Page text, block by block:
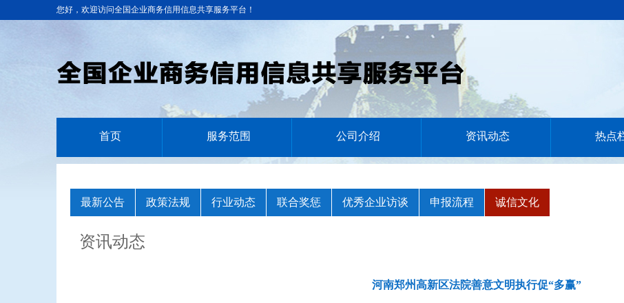
您好，欢迎访问全国企业商务信用信息共享服务平台！
首页 服务范围 公司介绍 资讯动态 热点
最新公告 政策法规 行业动态 联合奖惩 优秀企业访谈 申报流程 诚信文化
资讯动态
河南郑州高新区法院善意文明执行促“多赢”